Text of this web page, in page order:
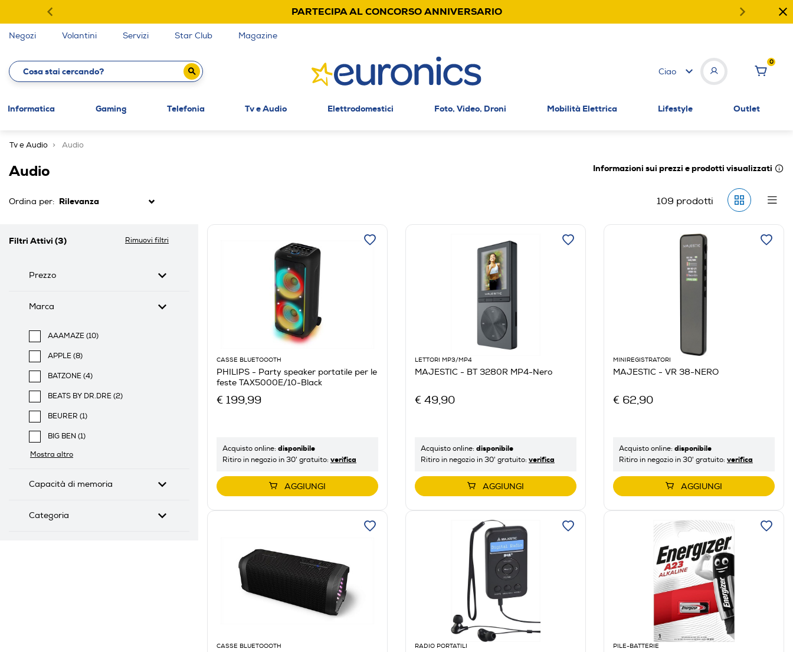
PARTECIPA AL CONCORSO ANNIVERSARIO
Negozi Volantini Servizi Star Club Magazine
Ciao
0
Informatica Gaming Telefonia Tv e Audio Elettrodomestici Foto, Video, Droni Mobilità Elettrica Lifestyle Outlet
Tv e Audio Audio
Audio Informazioni sui prezzi e prodotti visualizzati
Ordina per: 109 prodotti
Filtri Attivi (3) Rimuovi filtri
Prezzo
Marca
AAAMAZE (10)
Filtra per Marca: AAAMAZE
APPLE (8)
Filtra per Marca: APPLE
BATZONE (4)
Filtra per Marca: BATZONE
BEATS BY DR.DRE (2)
Filtra per Marca: BEATS BY DR.DRE
BEURER (1)
Filtra per Marca: BEURER
BIG BEN (1)
Filtra per Marca: BIG BEN
Mostra altro
Capacità di memoria
Categoria
CASSE BLUETOOOTH
PHILIPS - Party speaker portatile per le
feste TAX5000E/10-Black
€ 199,99
Acquisto online: disponibile
Ritiro in negozio in 30' gratuito: verifica
AGGIUNGI
LETTORI MP3/MP4
MAJESTIC - BT 3280R MP4-Nero
€ 49,90
Acquisto online: disponibile
Ritiro in negozio in 30' gratuito: verifica
AGGIUNGI
MINIREGISTRATORI
MAJESTIC - VR 38-NERO
€ 62,90
Acquisto online: disponibile
Ritiro in negozio in 30' gratuito: verifica
AGGIUNGI
CASSE BLUETOOOTH RADIO PORTATILI PILE-BATTERIE